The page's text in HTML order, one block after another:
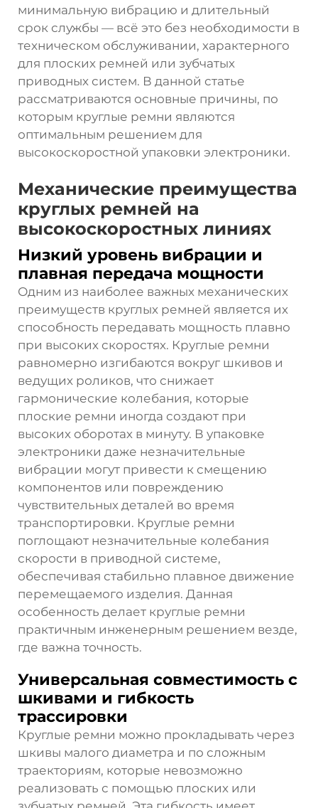
минимальную вибрацию и длительный
срок службы — всё это без необходимости в
техническом обслуживании, характерного
для плоских ремней или зубчатых
приводных систем. В данной статье
рассматриваются основные причины, по
которым круглые ремни являются
оптимальным решением для
высокоскоростной упаковки электроники.
Механические преимущества
круглых ремней на
высокоскоростных линиях
Низкий уровень вибрации и
плавная передача мощности
Одним из наиболее важных механических
преимуществ круглых ремней является их
способность передавать мощность плавно
при высоких скоростях. Круглые ремни
равномерно изгибаются вокруг шкивов и
ведущих роликов, что снижает
гармонические колебания, которые
плоские ремни иногда создают при
высоких оборотах в минуту. В упаковке
электроники даже незначительные
вибрации могут привести к смещению
компонентов или повреждению
чувствительных деталей во время
транспортировки. Круглые ремни
поглощают незначительные колебания
скорости в приводной системе,
обеспечивая стабильно плавное движение
перемещаемого изделия. Данная
особенность делает круглые ремни
практичным инженерным решением везде,
где важна точность.
Универсальная совместимость с
шкивами и гибкость
трассировки
Круглые ремни можно прокладывать через
шкивы малого диаметра и по сложным
траекториям, которые невозможно
реализовать с помощью плоских или